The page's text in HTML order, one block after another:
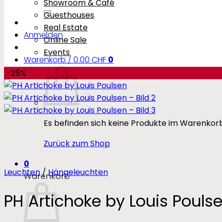
nach:
Anmelden
Warenkorb / 0.00 CHF 0
Es befinden sich keine Produkte im
Zurück zum Shop
0
Warenkorb
Showroom & Café
Guesthouses
Real Estate
Online Sale
Events
-25%
Leuchten/ Hängeleuchten
PH Artichoke by Louis